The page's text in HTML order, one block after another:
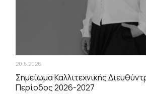
20.5.2026
Σημείωμα Καλλιτεχνικής
Περίοδος 2026-2027